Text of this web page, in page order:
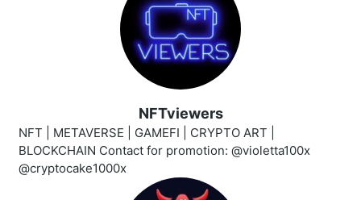
NFTviewers
NFT | METAVERSE | GAMEFI | CRYPTO ART |
BLOCKCHAIN Contact for promotion: @violetta100x
@cryptocake1000x